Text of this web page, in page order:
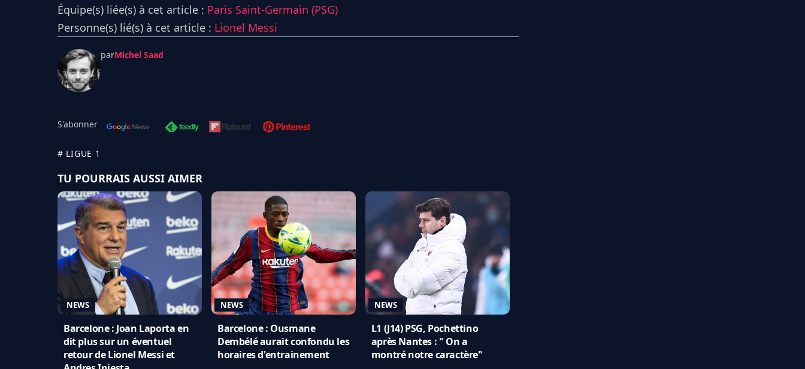
Équipe(s) liée(s) à cet article : Paris Saint-Germain (PSG)
Personne(s) lié(s) à cet article : Lionel Messi
parMichel Saad
S'abonner
# LIGUE 1
TU POURRAIS AUSSI AIMER
NEWS
Barcelone : Joan Laporta en
dit plus sur un éventuel
retour de Lionel Messi et
NEWS
Barcelone : Ousmane
Dembélé aurait confondu les
horaires d'entrainement
NEWS
L1 (J14) PSG, Pochettino
après Nantes : " On a
montré notre caractère"